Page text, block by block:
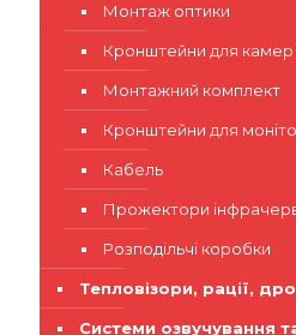
Монтаж оптики
Кронштейни для камер
Монтажний комплект
Кронштейни для
Кабель
Прожектори
Розподільчі коробки
Тепловізори, рації,
Системи озвучування